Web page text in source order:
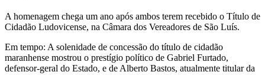
A homenagem chega um ano após ambos terem recebido o Título de
Cidadão Ludovicense, na Câmara dos Vereadores de São Luís.
Em tempo: A solenidade de concessão do título de cidadão
maranhense mostrou o prestígio político de Gabriel Furtado,
defensor-geral do Estado, e de Alberto Bastos, atualmente titular da